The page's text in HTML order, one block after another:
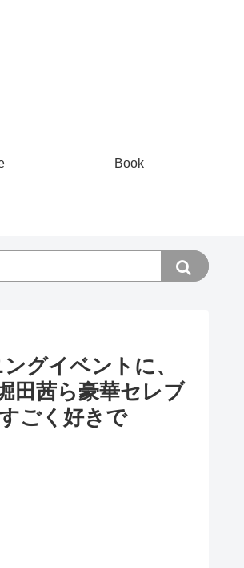
Book
グイベントに、
田茜ら豪華セレブ
ごく好きで